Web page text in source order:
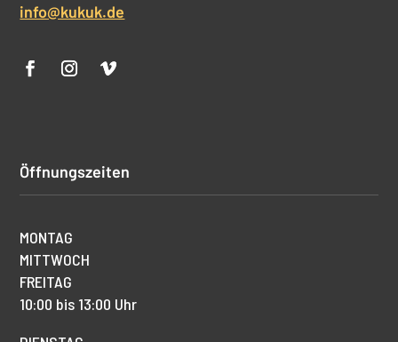
info@kukuk.de
Öffnungszeiten
MONTAG
MITTWOCH
FREITAG
10:00 bis 13:00 Uhr